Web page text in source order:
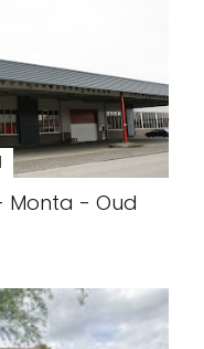
Monta - Oud